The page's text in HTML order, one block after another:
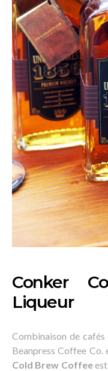
Conker
Liqueur
Combinaison de cafés
Beanpress Coffee
Cold Brew Coffeeest